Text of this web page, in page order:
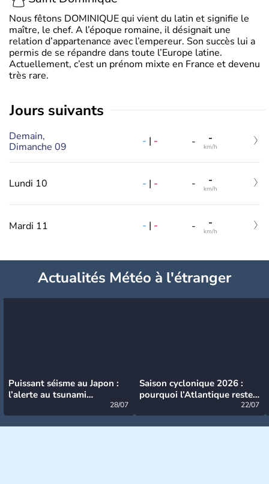
Nous fêtons DOMINIQUE qui vient du latin et signifie le
maître, le chef. A l’époque romaine, il désignait une
relation d’appartenance avec l’empereur. Son succès lui a
permis de se répandre dans toute l’Europe latine.
Actuellement, c’est un prénom mixte en France et devenu
très rare.
jours suivants
Demain,
Dimanche 09
- | - - -
km/h
Lundi 10 - | - - -
km/h
Mardi 11 - | - - -
km/h
Actualités Météo à l'étranger
Puissant séisme au Japon :
l’alerte au tsunami
28/07
Saison cyclonique 2026 :
pourquoi l’Atlantique reste
22/07